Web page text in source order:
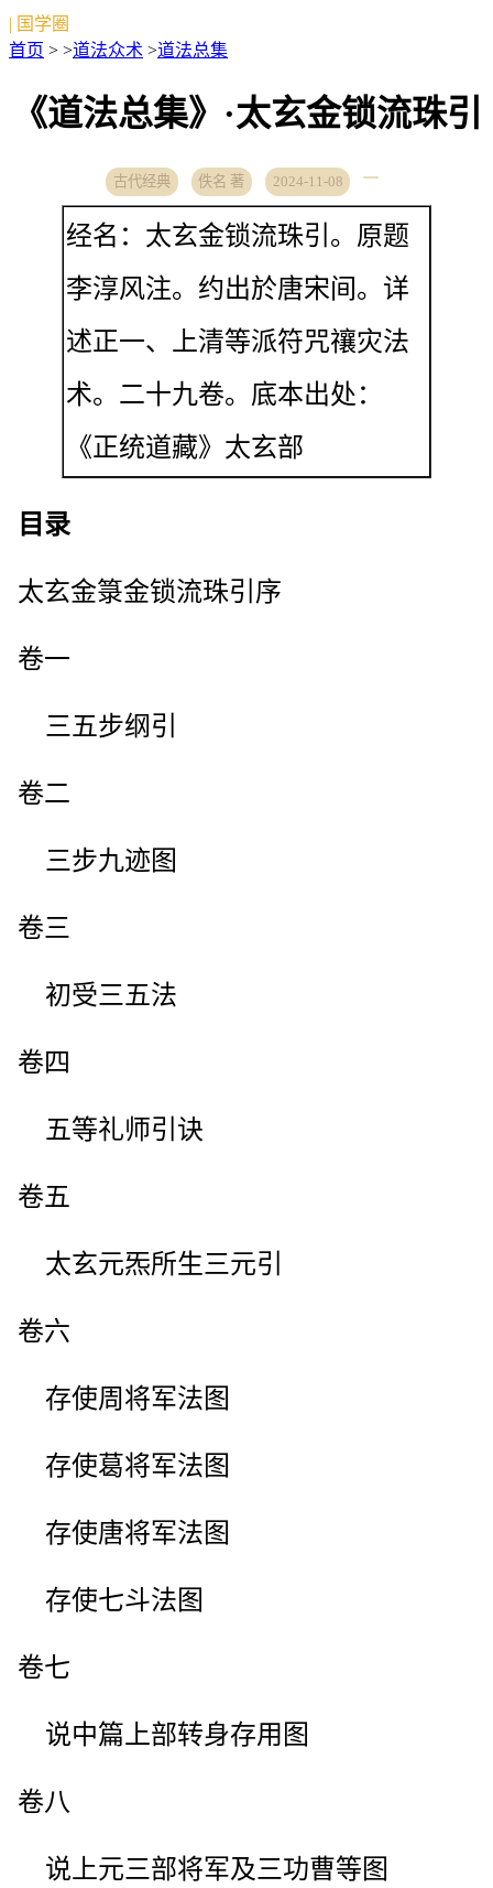
| 国学圈
首页 > >道法众术 >道法总集
《道法总集》·太玄金锁流珠引
古代经典 佚名 著 2024-11-08
经名：太玄金锁流珠引。原题
李淳风注。约出於唐宋间。详
述正一、上清等派符咒禳灾法
术。二十九卷。底本出处：
《正统道藏》太玄部
目录
太玄金箓金锁流珠引序
卷一
三五步纲引
卷二
三步九迹图
卷三
初受三五法
卷四
五等礼师引诀
卷五
太玄元炁所生三元引
卷六
存使周将军法图
存使葛将军法图
存使唐将军法图
存使七斗法图
卷七
说中篇上部转身存用图
卷八
说上元三部将军及三功曹等图